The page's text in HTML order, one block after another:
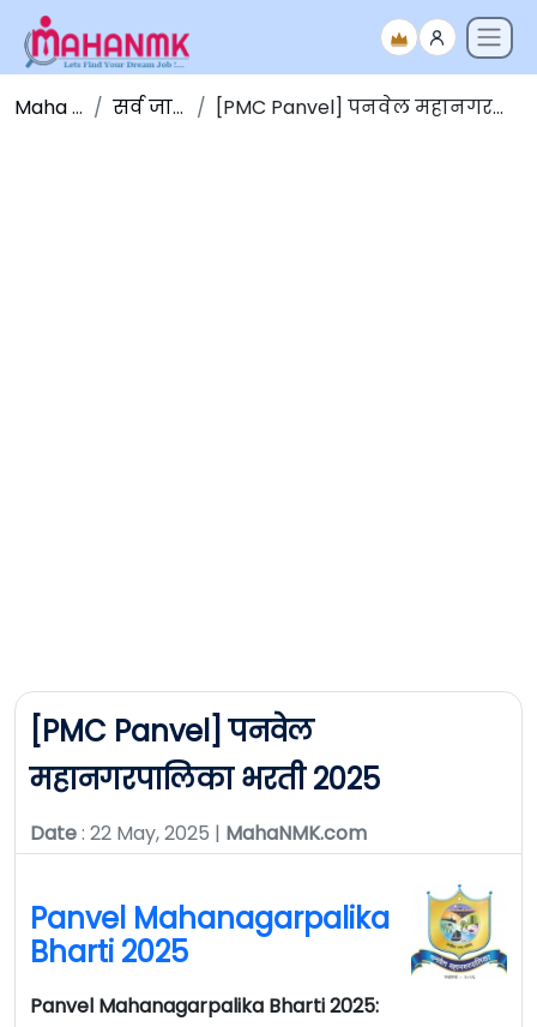
Maha NMK सर्व जाहिराती [PMC Panvel] पनवेल महानगरपालिका भरती 2025
[PMC Panvel] पनवेल
महानगरपालिका भरती 2025
Date: 22 May, 2025 | MahaNMK.com
Panvel Mahanagarpalika
Bharti 2025
Panvel Mahanagarpalika Bharti 2025: